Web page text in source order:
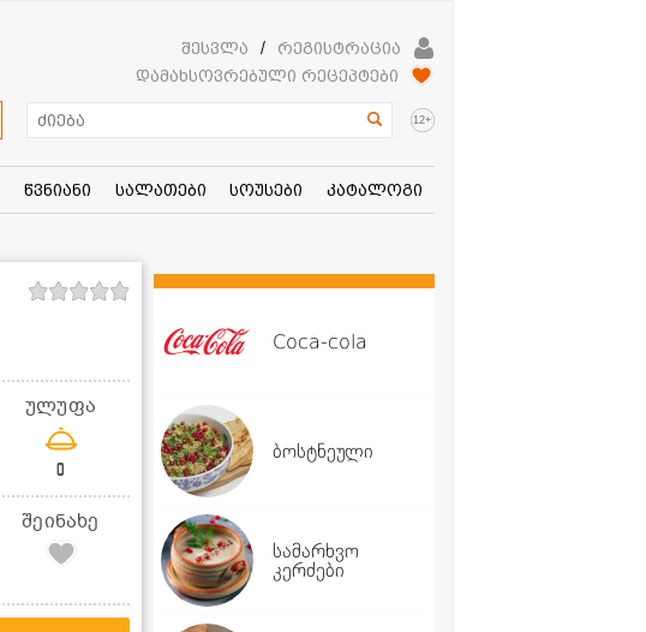
შესვლა /
რეგისტრაცია
დამახსოვრებული რეცეპტები
12+
წვნიანი სალათები სოუსები კატალოგი
ულუფა
0
შეინახე
Coca-cola
ბოსტნეული
სამარხვო
კერძები